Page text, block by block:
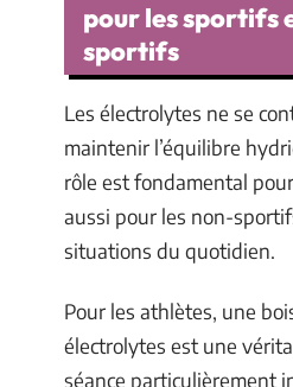
pour les sportifs
sportifs
Les électrolytes ne se
maintenir l’équilibre
rôle est fondamental
aussi pour les non-
situations du quotidien.
Pour les athlètes, une
électrolytes est une
séance particulièrement